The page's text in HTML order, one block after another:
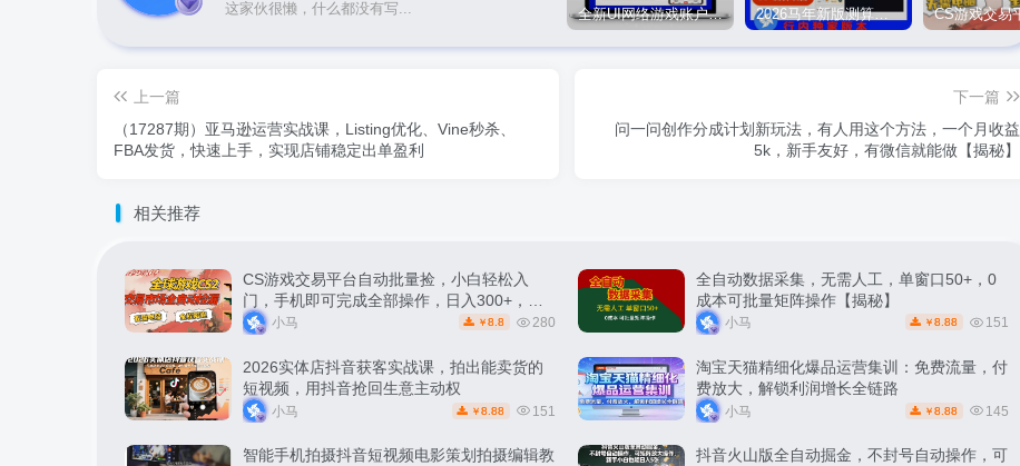
这家伙很懒，什么都没有写... 全新UI网络游戏账户交易平台系统 全开源版本 2026马年新版测算系统源码
上一篇
（17287期）亚马逊运营实战课，Listing优化、Vine秒杀、
FBA发货，快速上手，实现店铺稳定出单盈利
下一篇
问一问创作分成计划新玩法，有人用这个方法，一个月收益
5k，新手友好，有微信就能做【揭秘】
相关推荐
CS游戏交易平台自动批量捡，小白轻松入
门，手机即可完成全部操作，日入300+，轻
松副业【揭秘】
小马 ￥ 8.8 280
全自动数据采集，无需人工，单窗口50+，0
成本可批量矩阵操作【揭秘】
小马 ￥ 8.88 151
2026实体店抖音获客实战课，拍出能卖货的
短视频，用抖音抢回生意主动权
小马 ￥ 8.88 151
淘宝天猫精细化爆品运营集训：免费流量，付
费放大，解锁利润增长全链路
小马 ￥ 8.88 145
智能手机拍摄抖音短视频电影策划拍摄编辑教
抖音火山版全自动掘金，不封号自动操作，可